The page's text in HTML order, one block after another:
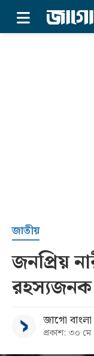
সর্বশেষ
বিভাগ
জাতীয়
জনপ্রিয়
জাগো বাংলা
প্রকাশ: ৩০